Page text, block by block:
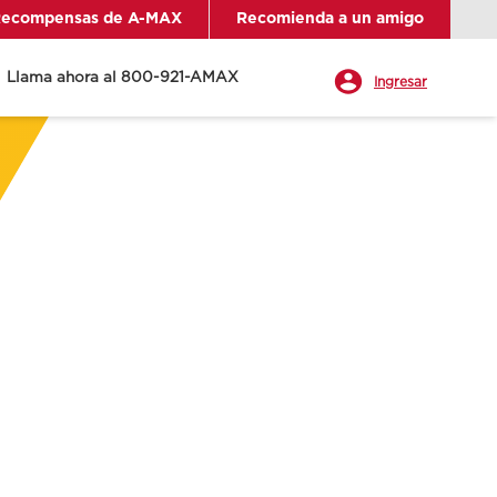
de A-MAX Recomienda a un amigo
Llama ahora al 800-921-AMAX Ingresar